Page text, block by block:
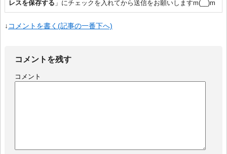
レスを保存する 」にチェックを入れてから送信をお願いしますm(__)m
↓ コメントを書く(記事の一番下へ)
コメントを残す
コメント